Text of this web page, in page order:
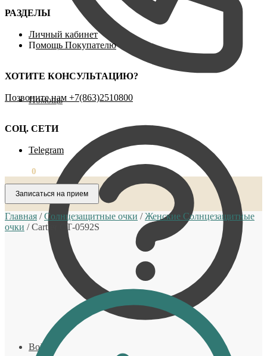
Помощь
Войти
РАЗДЕЛЫ
Личный кабинет
Помощь Покупателю
ХОТИТЕ КОНСУЛЬТАЦИЮ?
Позвоните нам ‪+7(863)2510800
СОЦ. СЕТИ
Telegram
0
Записаться на прием
Главная /Солнцезащитные очки /Женские Солнцезащитные
очки /Cartier СТ-0592S